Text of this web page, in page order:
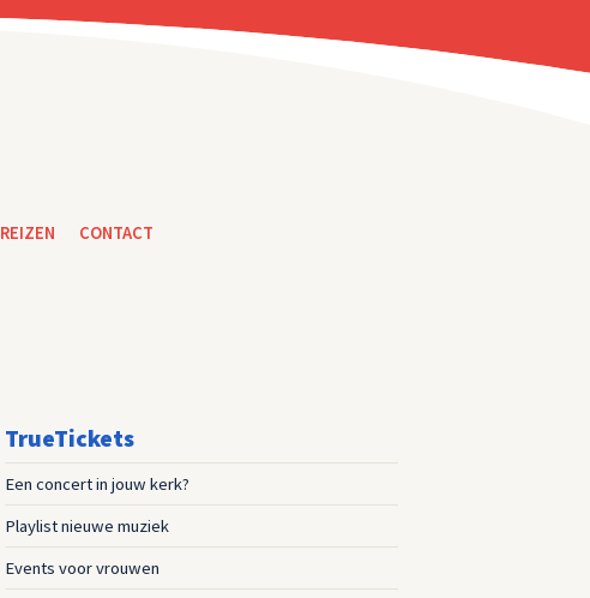
REIZEN CONTACT
TrueTickets
Een concert in jouw kerk?
Playlist nieuwe muziek
Events voor vrouwen